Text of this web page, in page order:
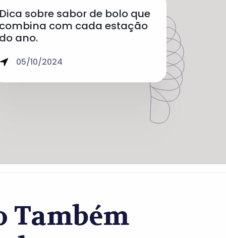
sobre sabor de bolo que
com cada estação
ano.
05/10/2024
Também